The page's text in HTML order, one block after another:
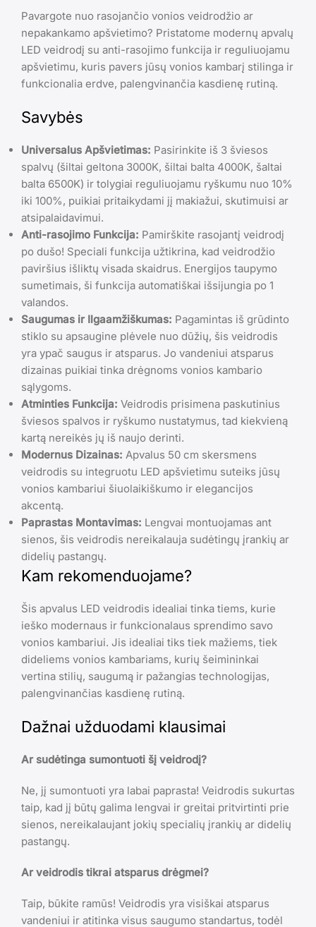
Pavargote nuo rasojančio vonios veidrodžio ar
nepakankamo apšvietimo? Pristatome modernų apvalų
LED veidrodį su anti-rasojimo funkcija ir reguliuojamu
apšvietimu, kuris pavers jūsų vonios kambarį stilinga ir
funkcionalia erdve, palengvinančia kasdienę rutiną.
Savybės
Universalus Apšvietimas: Pasirinkite iš 3 šviesos
spalvų (šiltai geltona 3000K, šiltai balta 4000K, šaltai
balta 6500K) ir tolygiai reguliuojamu ryškumu nuo 10%
iki 100%, puikiai pritaikydami jį makiažui, skutimuisi ar
atsipalaidavimui.
Anti-rasojimo Funkcija: Pamirškite rasojantį veidrodį
po dušo! Speciali funkcija užtikrina, kad veidrodžio
paviršius išliktų visada skaidrus. Energijos taupymo
sumetimais, ši funkcija automatiškai išsijungia po 1
valandos.
Saugumas ir Ilgaamžiškumas: Pagamintas iš grūdinto
stiklo su apsaugine plėvele nuo dūžių, šis veidrodis
yra ypač saugus ir atsparus. Jo vandeniui atsparus
dizainas puikiai tinka drėgnoms vonios kambario
sąlygoms.
Atminties Funkcija: Veidrodis prisimena paskutinius
šviesos spalvos ir ryškumo nustatymus, tad kiekvieną
kartą nereikės jų iš naujo derinti.
Modernus Dizainas: Apvalus 50 cm skersmens
veidrodis su integruotu LED apšvietimu suteiks jūsų
vonios kambariui šiuolaikiškumo ir elegancijos
akcentą.
Paprastas Montavimas: Lengvai montuojamas ant
sienos, šis veidrodis nereikalauja sudėtingų įrankių ar
didelių pastangų.
Kam rekomenduojame?
Šis apvalus LED veidrodis idealiai tinka tiems, kurie
ieško modernaus ir funkcionalaus sprendimo savo
vonios kambariui. Jis idealiai tiks tiek mažiems, tiek
dideliems vonios kambariams, kurių šeimininkai
vertina stilių, saugumą ir pažangias technologijas,
palengvinančias kasdienę rutiną.
Dažnai užduodami klausimai
Ar sudėtinga sumontuoti šį veidrodį?
Ne, jį sumontuoti yra labai paprasta! Veidrodis sukurtas
taip, kad jį būtų galima lengvai ir greitai pritvirtinti prie
sienos, nereikalaujant jokių specialių įrankių ar didelių
pastangų.
Ar veidrodis tikrai atsparus drėgmei?
Taip, būkite ramūs! Veidrodis yra visiškai atsparus
vandeniui ir atitinka visus saugumo standartus, todėl